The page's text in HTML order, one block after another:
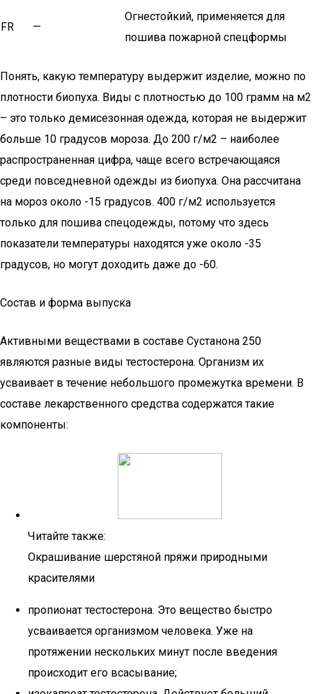
FR —
Огнестойкий, применяется для
пошива пожарной спецформы
Понять, какую температуру выдержит изделие, можно по
плотности биопуха. Виды с плотностью до 100 грамм на м2
– это только демисезонная одежда, которая не выдержит
больше 10 градусов мороза. До 200 г/м2 – наиболее
распространенная цифра, чаще всего встречающаяся
среди повседневной одежды из биопуха. Она рассчитана
на мороз около -15 градусов. 400 г/м2 используется
только для пошива спецодежды, потому что здесь
показатели температуры находятся уже около -35
градусов, но могут доходить даже до -60.
Состав и форма выпуска
Активными веществами в составе Сустанона 250
являются разные виды тестостерона. Организм их
усваивает в течение небольшого промежутка времени. В
составе лекарственного средства содержатся такие
компоненты:
Читайте также:
Окрашивание шерстяной пряжи природными
красителями
пропионат тестостерона. Это вещество быстро
усваивается организмом человека. Уже на
протяжении нескольких минут после введения
происходит его всасывание;